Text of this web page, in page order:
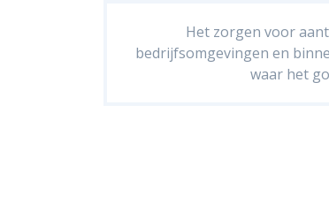
Het zorgen voor
bedrijfsomgevingen en
waar het